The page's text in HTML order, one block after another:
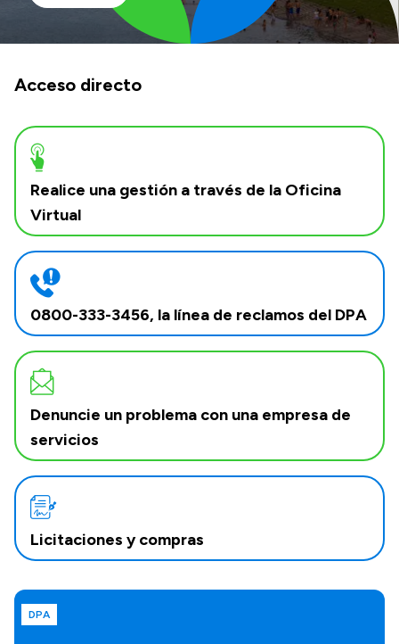
Presupuesto
Compras y licitaciones
Consulta de expedientes
Consulta de pago a proveedores
Convocatorias
Intranet
Login
Acceso directo
Realice una gestión a través de la Oficina
Virtual
0800-333-3456, la línea de reclamos del DPA
Denuncie un problema con una empresa de
servicios
Licitaciones y compras
DPA